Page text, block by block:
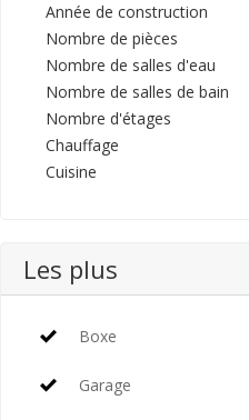
Année de construction
Nombre de pièces
Nombre de salles d'eau
Nombre de salles de bain
Nombre d'étages
Chauffage
Cuisine
Les plus
Boxe
Garage